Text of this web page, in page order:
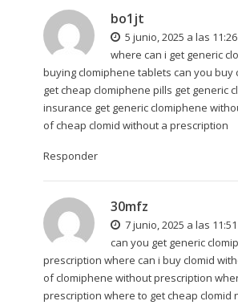
bo1jt
5 junio, 2025 a las
where can i get generic
buying clomiphene tablets can you buy
get cheap clomiphene pills get generic
insurance get generic clomiphene
of cheap clomid without a prescription
Responder
30mfz
7 junio, 2025 a las
can you get generic
prescription where can i buy clomid
of clomiphene without prescription
prescription where to get cheap clomid